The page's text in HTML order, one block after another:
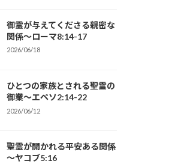
御霊が与えてくださる親密な
関係～ローマ8:14-17
2026/06/18
ひとつの家族とされる聖霊の
御業～エペソ2:14-22
2026/06/12
聖霊が開かれる平安ある関係
～ヤコブ5:16